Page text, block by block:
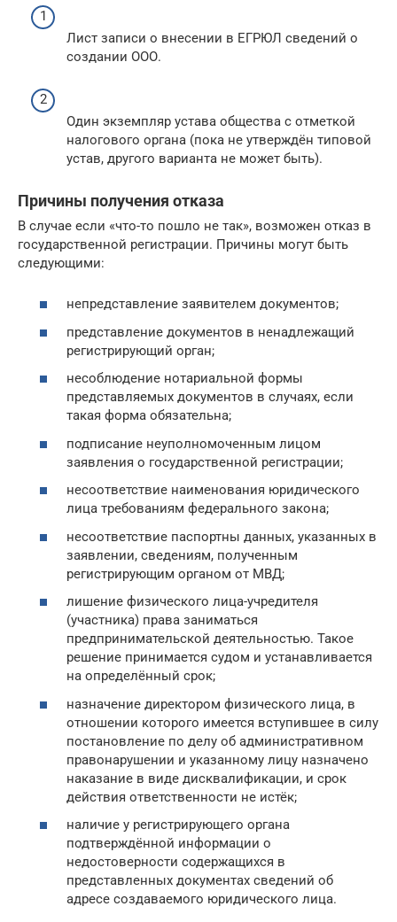
Лист записи о внесении в ЕГРЮЛ сведений о
создании ООО.
Один экземпляр устава общества с отметкой
налогового органа (пока не утверждён типовой
устав, другого варианта не может быть).
Причины получения отказа
В случае если «что-то пошло не так», возможен отказ в
государственной регистрации. Причины могут быть
следующими:
непредставление заявителем документов;
представление документов в ненадлежащий
регистрирующий орган;
несоблюдение нотариальной формы
представляемых документов в случаях, если
такая форма обязательна;
подписание неуполномоченным лицом
заявления о государственной регистрации;
несоответствие наименования юридического
лица требованиям федерального закона;
несоответствие паспортны данных, указанных в
заявлении, сведениям, полученным
регистрирующим органом от МВД;
лишение физического лица-учредителя
(участника) права заниматься
предпринимательской деятельностью. Такое
решение принимается судом и устанавливается
на определённый срок;
назначение директором физического лица, в
отношении которого имеется вступившее в силу
постановление по делу об административном
правонарушении и указанному лицу назначено
наказание в виде дисквалификации, и срок
действия ответственности не истёк;
наличие у регистрирующего органа
подтверждённой информации о
недостоверности содержащихся в
представленных документах сведений об
адресе создаваемого юридического лица.